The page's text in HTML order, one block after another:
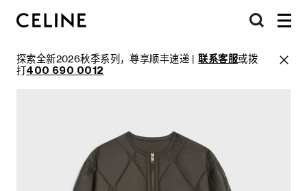
探索全新2026秋季系列，尊享顺丰速递 |联系客服或拨
打400 690 0012